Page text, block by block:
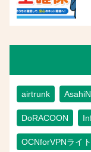
airtrunk
DoRACOON
OCNforVPNライト